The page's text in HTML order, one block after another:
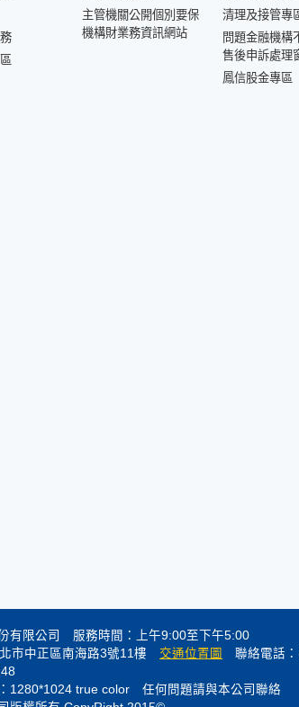
主管機關公開個別要保
機構財業務資訊網站
清理及接管專
問題金融機構
售後申訴處理
鳳信股金專區
有限公司 服務時間：上午9:00至下午5:00
市中正區南海路3號11樓
交通位置圖
聯絡電話
1280*1024 true color 任何問題請與本公司聯絡